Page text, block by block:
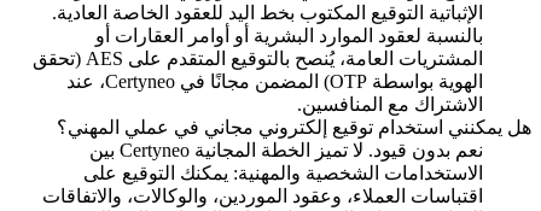
الإثباتية التوقيع المكتوب بخط اليد للعقود الخاصة العادية.
بالنسبة لعقود الموارد البشرية أو أوامر العقارات أو
المشتريات العامة، يُنصح بالتوقيع المتقدم على AES (تحقق
الهوية بواسطة OTP) المضمن مجانًا في Certyneo، عند
الاشتراك مع المنافسين.
هل يمكنني استخدام توقيع إلكتروني مجاني في عملي المهني؟
نعم بدون قيود. لا تميز الخطة المجانية Certyneo بين
الاستخدامات الشخصية والمهنية: يمكنك التوقيع على
اقتباسات العملاء، وعقود الموردين، والوكالات، والاتفاقات